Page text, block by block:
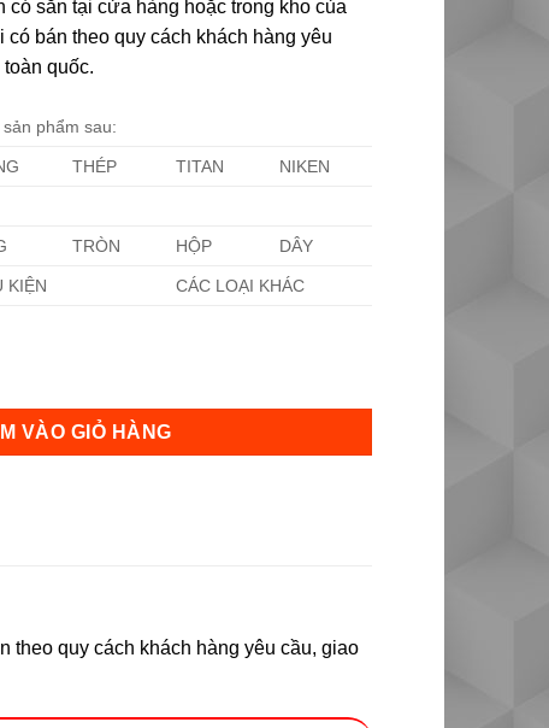
có sẵn tại cửa hàng hoặc trong kho của
có bán theo quy cách khách hàng yêu
quốc.
phẩm sau:
THÉP TITAN NIKEN
TRÒN HỘP DÂY
KIỆN CÁC LOẠI KHÁC
VÀO GIỎ HÀNG
theo quy cách khách hàng yêu cầu, giao